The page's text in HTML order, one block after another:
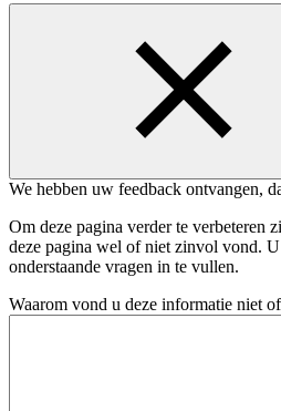
We hebben uw feedback ontvangen,
Om deze pagina verder te verbeteren
deze pagina wel of niet zinvol vond.
onderstaande vragen in te vullen.
Waarom vond u deze informatie niet